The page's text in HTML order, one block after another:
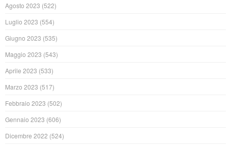
Agosto 2023 (522)
Luglio 2023 (554)
Giugno 2023 (535)
Maggio 2023 (543)
Aprile 2023 (533)
Marzo 2023 (517)
Febbraio 2023 (502)
Gennaio 2023 (606)
Dicembre 2022 (524)